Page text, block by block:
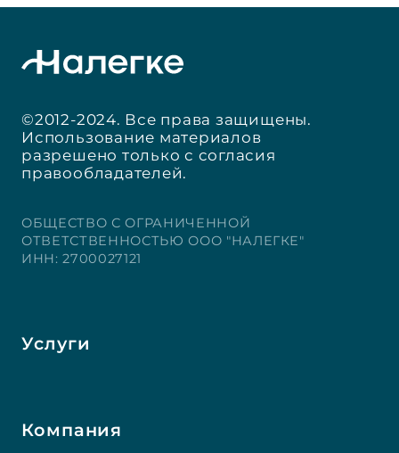
©2012-2024. Все права защищены.
Использование материалов
разрешено только с согласия
правообладателей.
ОБЩЕСТВО С ОГРАНИЧЕННОЙ
ОТВЕТСТВЕННОСТЬЮ ООО "НАЛЕГКЕ"
ИНН: 2700027121
Услуги
Компания